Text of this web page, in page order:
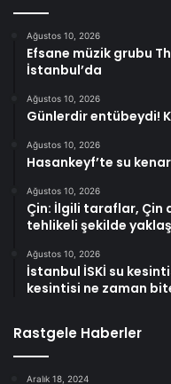
Ağustos 10, 2026
Efsane müzik grubu
İstanbul’da
Ağustos 10, 2026
Günlerdir entübeydi!
Ağustos 10, 2026
Hasankeyf’te su
Ağustos 10, 2026
Çin: İlgili taraflar, Çin
tehlikeli şekilde
Ağustos 10, 2026
İstanbul İSKİ su
kesintisi ne zaman
Rastgele Haberler
Aralık 18, 2024